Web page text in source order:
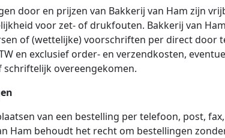
door en prijzen van Bakkerij van Ham zijn
voor zet- of drukfouten. Bakkerij van
of (wettelijke) voorschriften per direct door
en exclusief order- en verzendkosten,
schriftelijk overeengekomen.
van een bestelling per telefoon, post,
Ham behoudt het recht om bestellingen